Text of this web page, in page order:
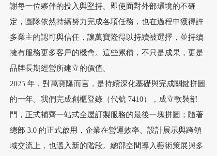
謝每一位夥伴的投入與堅持。即使面對外部環境的不確
定，團隊依然持續努力完成各項任務，也在過程中獲得許
多業主的認可與信任，讓萬寶隆得以持續被選擇，並持續
擁有服務更多客戶的機會。這些累積，不只是成果，更是
品牌長期經營所建立的價值。
2025 年，對萬寶隆而言，是持續深化基礎與完成關鍵拼圖
的一年。我們完成創櫃登錄（代號 7410），成立軟裝部
門，正式補齊一站式全屋訂製服務的最後一塊拼圖；隨著
總部 3.0 的正式啟用，企業在營運效率、設計展示與跨領
域交流上，也邁入新的階段。總部空間導入藝術策展與多